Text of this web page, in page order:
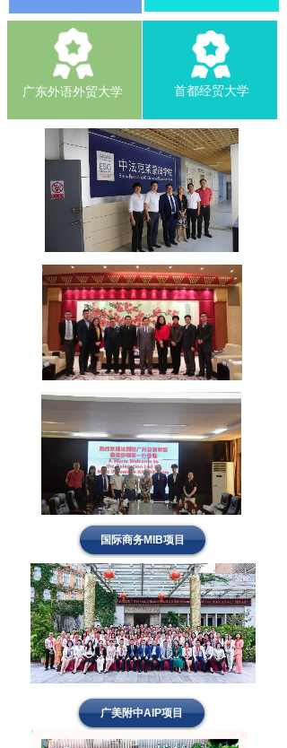
国际商务MIB项目
广东外语外贸大学 首都经贸大学
国际商务MIB项目
广东外语外贸大学 首都经贸大学
广美附中AIP项目
国际商务MIB项目
广东外语外贸大学 首都经贸大学